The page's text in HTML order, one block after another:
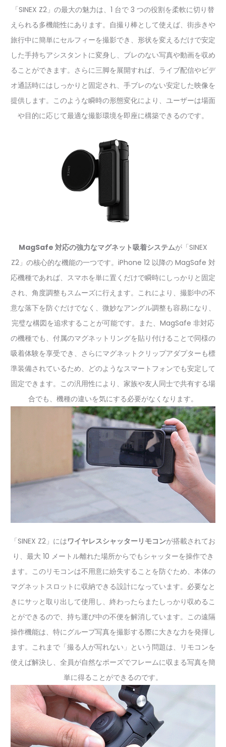
「SINEX Z2」の最大の魅力は、1 台で 3 つの役割を柔軟に切り替
えられる多機能性にあります。自撮り棒として使えば、街歩きや
旅行中に簡単にセルフィーを撮影でき、形状を変えるだけで安定
した手持ちアシスタントに変身し、ブレのない写真や動画を収め
ることができます。さらに三脚を展開すれば、ライブ配信やビデ
オ通話時にはしっかりと固定され、手ブレのない安定した映像を
提供します。このような瞬時の形態変化により、ユーザーは場面
や目的に応じて最適な撮影環境を即座に構築できるのです。
MagSafe 対応の強力なマグネット吸着システムが「SINEX
Z2」の核心的な機能の一つです。iPhone 12 以降の MagSafe 対
応機種であれば、スマホを単に置くだけで瞬時にしっかりと固定
され、角度調整もスムーズに行えます。これにより、撮影中の不
意な落下を防ぐだけでなく、微妙なアングル調整も容易になり、
完璧な構図を追求することが可能です。また、MagSafe 非対応
の機種でも、付属のマグネットリングを貼り付けることで同様の
吸着体験を享受でき、さらにマグネットクリップアダプターも標
準装備されているため、どのようなスマートフォンでも安定して
固定できます。この汎用性により、家族や友人同士で共有する場
合でも、機種の違いを気にする必要がなくなります。
「SINEX Z2」にはワイヤレスシャッターリモコンが搭載されてお
り、最大 10 メートル離れた場所からでもシャッターを操作でき
ます。このリモコンは不用意に紛失することを防ぐため、本体の
マグネットスロットに収納できる設計になっています。必要なと
きにサッと取り出して使用し、終わったらまたしっかり収めるこ
とができるので、持ち運び中の不便を解消しています。この遠隔
操作機能は、特にグループ写真を撮影する際に大きな力を発揮し
ます。これまで「撮る人が写れない」という問題は、リモコンを
使えば解決し、全員が自然なポーズでフレームに収まる写真を簡
単に得ることができるのです。